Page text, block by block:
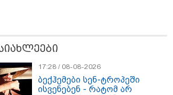
17:28 / 08-08-2026
ბექჰემები სენ-ტროპეში
ისვენებენ - რატომ არ